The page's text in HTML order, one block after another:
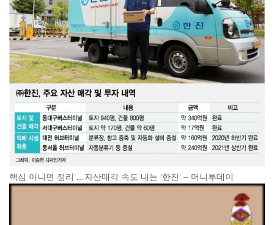
핵심 아니면 정리’…자산매각 속도 내는 ‘한진’ – 머니투데이